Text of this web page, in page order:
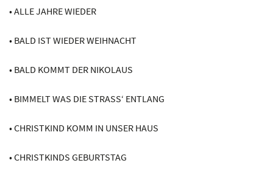
• ALLE JAHRE WIEDER
• BALD IST WIEDER WEIHNACHT
• BALD KOMMT DER NIKOLAUS
• BIMMELT WAS DIE STRASS‘ ENTLANG
• CHRISTKIND KOMM IN UNSER HAUS
• CHRISTKINDS GEBURTSTAG